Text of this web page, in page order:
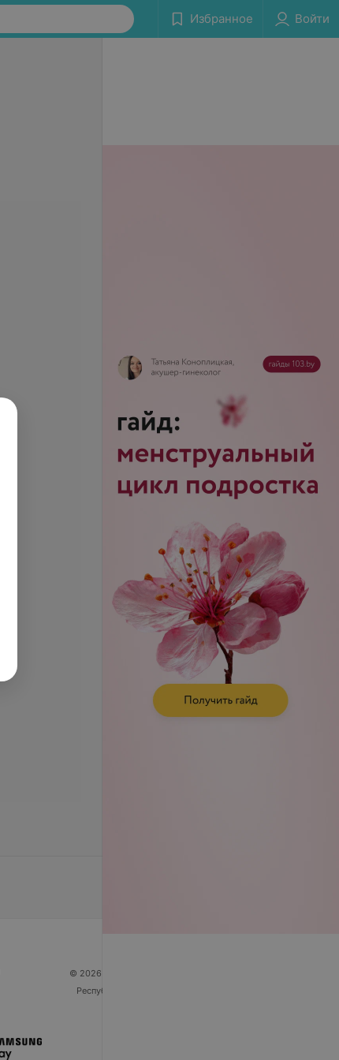
Избранное Войти
© 2026 ООО «Артокс Лаб», УНП 191700409
Республика Беларусь, г. Минск, улица Толбухина, 2,